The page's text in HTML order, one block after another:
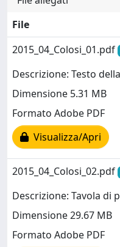
File
2015_04_Colosi_01.pdf
Descrizione: Testo
Dimensione 5.31 MB
Formato Adobe PDF
Visualizza/Apri
2015_04_Colosi_02.pdf
Descrizione: Tavola di
Dimensione 29.67 MB
Formato Adobe PDF